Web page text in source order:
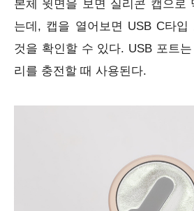
본체 윗면을 보면 실리콘 캡으로
는데, 캡을 열어보면 USB C타입
것을 확인할 수 있다. USB 포트
리를 충전할 때 사용된다.